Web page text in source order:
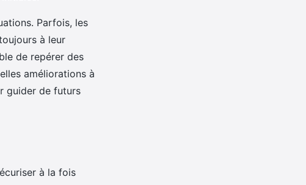
Parfois, les
à leur
de repérer des
améliorations à
guider de futurs
à la fois